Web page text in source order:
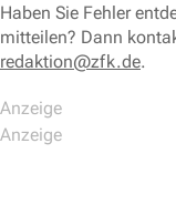
Haben Sie Fehler
mitteilen? Dann
redaktion@zfk.de.